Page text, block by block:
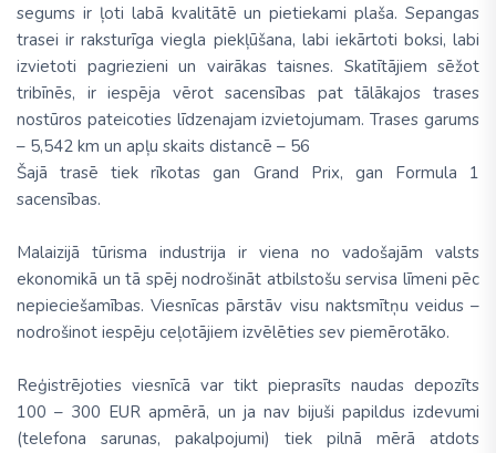
segums ir ļoti labā kvalitātē un pietiekami plaša. Sepangas
trasei ir raksturīga viegla piekļūšana, labi iekārtoti boksi, labi
izvietoti pagriezieni un vairākas taisnes. Skatītājiem sēžot
tribīnēs, ir iespēja vērot sacensības pat tālākajos trases
nostūros pateicoties līdzenajam izvietojumam. Trases garums
– 5,542 km un apļu skaits distancē – 56
Šajā trasē tiek rīkotas gan Grand Prix, gan Formula 1
sacensības.
Malaizijā tūrisma industrija ir viena no vadošajām valsts
ekonomikā un tā spēj nodrošināt atbilstošu servisa līmeni pēc
nepieciešamības. Viesnīcas pārstāv visu naktsmītņu veidus –
nodrošinot iespēju ceļotājiem izvēlēties sev piemērotāko.
Reģistrējoties viesnīcā var tikt pieprasīts naudas depozīts
100 – 300 EUR apmērā, un ja nav bijuši papildus izdevumi
(telefona sarunas, pakalpojumi) tiek pilnā mērā atdots